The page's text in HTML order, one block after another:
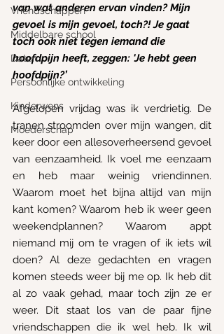
Vriendschappen
Middelbare school
Daten
Persoonlijke ontwikkeling
Kinderwens
Moederschap
van wat anderen ervan vinden? Mijn
gevoel is mijn gevoel, toch?! Je gaat
toch ook niet tegen iemand die
hoofdpijn heeft, zeggen: 'Je hebt geen
hoofdpijn?’
Afgelopen vrijdag was ik verdrietig. De
tranen stroomden over mijn wangen, dit
keer door een allesoverheersend gevoel
van eenzaamheid. Ik voel me eenzaam
en heb maar weinig vriendinnen.
Waarom moet het bijna altijd van mijn
kant komen? Waarom heb ik weer geen
weekendplannen? Waarom appt
niemand mij om te vragen of ik iets wil
doen? Al deze gedachten en vragen
komen steeds weer bij me op. Ik heb dit
al zo vaak gehad, maar toch zijn ze er
weer. Dit staat los van de paar fijne
vriendschappen die ik wel heb. Ik wil